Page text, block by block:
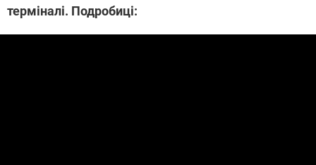
терміналі. Подробиці: